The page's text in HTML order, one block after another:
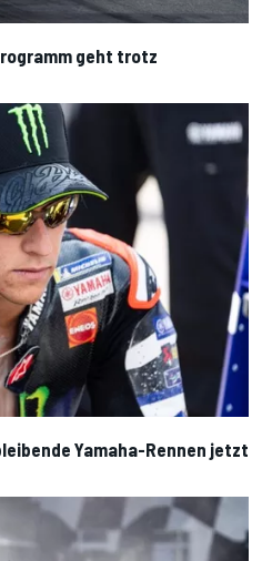
geht trotz
Yamaha-Rennen jetzt